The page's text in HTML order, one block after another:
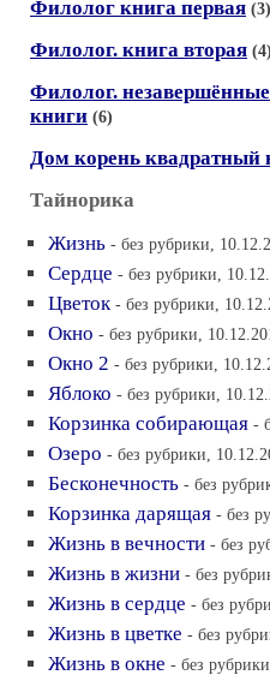
Филолог книга первая (3)
Филолог. книга вторая (4)
Филолог.
книги (6)
Дом корень квадратный
Тайнорика
Жизнь - без рубрики,
Сердце - без рубрики,
Цветок - без рубрики,
Окно - без рубрики,
Окно 2 - без рубрики,
Яблоко - без рубрики,
Корзинка собирающая -
Озеро - без рубрики,
Бесконечность - без
Корзинка дарящая - без
Жизнь в вечности - без
Жизнь в жизни - без
Жизнь в сердце - без
Жизнь в цветке - без
Жизнь в окне - без